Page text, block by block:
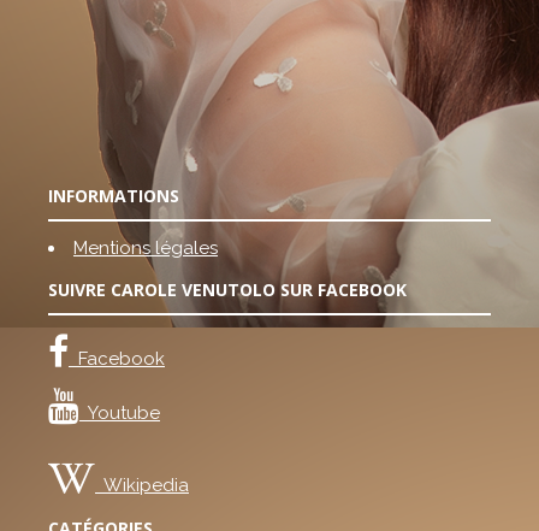
INFORMATIONS
Mentions légales
SUIVRE CAROLE VENUTOLO SUR FACEBOOK
Facebook
Youtube
Wikipedia